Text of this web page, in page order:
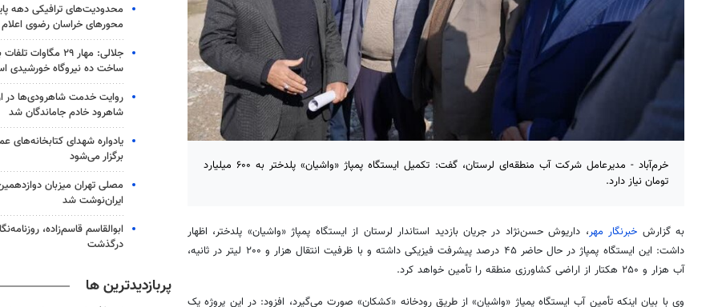
خرم‌آباد - مدیرعامل شرکت آب منطقه‌ای لرستان، گفت: تکمیل ایستگاه پمپاژ «واشیان» پلدختر به ۶۰۰ میلیارد
تومان نیاز دارد.
به گزارش خبرنگار مهر، داریوش حسن‌نژاد در جریان بازدید استاندار لرستان از ایستگاه پمپاژ «واشیان» پلدختر، اظهار
داشت: این ایستگاه پمپاژ در حال حاضر ۴۵ درصد پیشرفت فیزیکی داشته و با ظرفیت انتقال هزار و ۲۰۰ لیتر در ثانیه،
آب هزار و ۲۵۰ هکتار از اراضی کشاورزی منطقه را تأمین خواهد کرد.
وی با بیان اینکه تأمین آب ایستگاه پمپاژ «واشیان» از طریق رودخانه «کشکان» صورت می‌گیرد، افزود: در این پروژه یک
محدودیت‌های ترافیکی دهه
محورهای خراسان رضوی
جلالی: مهار ۲۹ مگاوات
ساخت ده نیروگاه خورشیدی
روایت خدمت شاهرودی‌ها در
شاهرود خادم جاماندگان شد
یادواره شهدای کتابخانه‌های
برگزار می‌شود
مصلی تهران میزبان
ایران‌نوشت شد
ابوالقاسم قاسم‌زاده،
درگذشت
پربازدیدترین ها